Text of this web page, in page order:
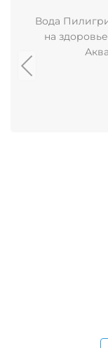
Вода
на